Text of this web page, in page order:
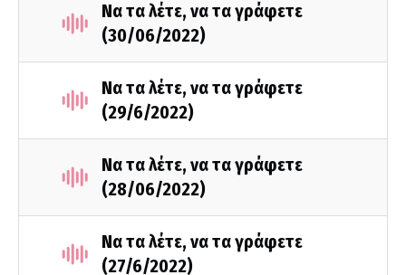
Να τα λέτε, να τα γράφετε
(30/06/2022)
Να τα λέτε, να τα γράφετε
(29/6/2022)
Να τα λέτε, να τα γράφετε
(28/06/2022)
Να τα λέτε, να τα γράφετε
(27/6/2022)